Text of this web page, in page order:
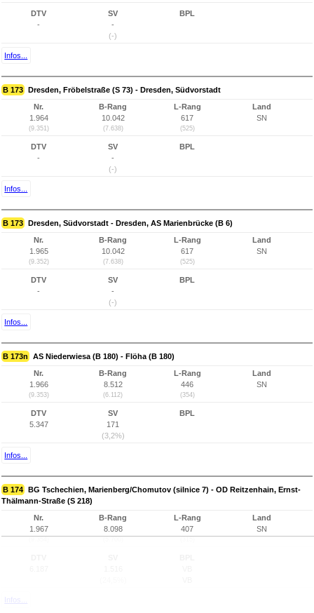
DTV
-
SV
-
(-)
BPL
Infos...
B 173 Dresden, Fröbelstraße (S 73) - Dresden, Südvorstadt
Nr.
1.964
(9.351)
B-Rang
10.042
(7.638)
L-Rang
617
(525)
Land
SN
DTV
-
SV
-
(-)
BPL
Infos...
B 173 Dresden, Südvorstadt - Dresden, AS Marienbrücke (B 6)
Nr.
1.965
(9.352)
B-Rang
10.042
(7.638)
L-Rang
617
(525)
Land
SN
DTV
-
SV
-
(-)
BPL
Infos...
B 173n AS Niederwiesa (B 180) - Flöha (B 180)
Nr.
1.966
(9.353)
B-Rang
8.512
(6.112)
L-Rang
446
(354)
Land
SN
DTV
5.347
SV
171
(3,2%)
BPL
Infos...
B 174 BG Tschechien, Marienberg/Chomutov (silnice 7) - OD Reitzenhain, Ernst-
Thälmann-Straße (S 218)
Nr.
1.967
B-Rang
8.098
L-Rang
407
Land
SN
Infos...